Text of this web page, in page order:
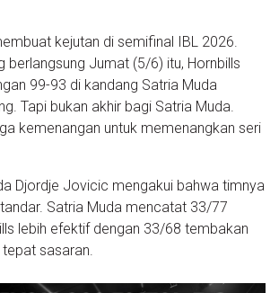
kejutan di semifinal IBL 2026.
berlangsung Jumat (5/6) itu, Hornbills
99-93 di kandang Satria Muda
Tapi bukan akhir bagi Satria Muda.
kemenangan untuk memenangkan seri
Djordje Jovicic mengakui bahwa timnya
Satria Muda mencatat 33/77
lebih efektif dengan 33/68 tembakan
sasaran.